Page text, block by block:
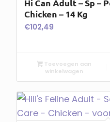
Hi Can Adult – Sp –
Chicken – 14 Kg
€102,49
Toevoegen aan
winkelwagen